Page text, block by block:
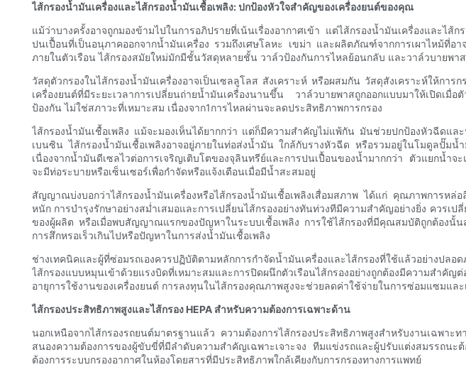
ไส้กรองน้ำมันเครื่องและไส้กรองน้ำมันเชื้อเพลิง: ปกป้องหัวใจสำคัญของเครื่องยนต์ของคุณ
แม้ว่าบางครั้งอาจถูกมองข้ามไปในการอภิปรายที่เน้นเรื่องอากาศเข้า แต่ไส้กรองน้ำมันเครื่องและไ
ปนเปื้อนที่เป็นอนุภาคออกจากน้ำมันเครื่อง รวมถึงเศษโลหะ เขม่า และผลิตภัณฑ์จากการเผาไหม้ที่
ภายในตัวเรือน ไส้กรองสมัยใหม่มักมีชั้นวัสดุหลายชั้น วาล์วป้องกันการไหลย้อนกลับ และวาล์วบายพ
วัสดุตัวกรองในไส้กรองน้ำมันเครื่องอาจเป็นเซลลูโลส สังเคราะห์ หรือผสมกัน วัสดุสังเคราะห์ให้กา
เครื่องยนต์ที่มีระยะเวลาการเปลี่ยนถ่ายน้ำมันเครื่องนานขึ้น วาล์วบายพาสถูกออกแบบมาให้เปิด
ป้องกัน ไม่ใช่สภาวะที่เหมาะสม เนื่องจาก1การไหลผ่านจะลดประสิทธิภาพการกรอง
ไส้กรองน้ำมันเชื้อเพลิง แม้จะมองเห็นได้ยากกว่า แต่ก็มีความสำคัญไม่แพ้กัน มันช่วยปกป้องหัวฉีดแ
เบนซิน ไส้กรองน้ำมันเชื้อเพลิงอาจอยู่ภายในท่อส่งน้ำมัน ใกล้กับรางหัวฉีด หรือรวมอยู่ในโมดูลปั๊ม
เนื่องจากน้ำมันดีเซลไวต่อการเจริญเติบโตของจุลินทรีย์และการปนเปื้อนของน้ำมากกว่า ตัวแยกน้ำ
จะมีท่อระบายหรือเซ็นเซอร์เพื่อกำจัดหรือแจ้งเตือนเมื่อมีน้ำสะสมอยู่
สัญญาณบ่งบอกว่าไส้กรองน้ำมันเครื่องหรือไส้กรองน้ำมันเชื้อเพลิงเสื่อมสภาพ ได้แก่ คุณภาพการ
หนัก การบำรุงรักษาอย่างสม่ำเสมอและการเปลี่ยนไส้กรองอย่างทันท่วงทีมีความสำคัญอย่างยิ่ง ควรเ
ของผู้ผลิต หรือเมื่อพบสัญญาณแรกของปัญหาในระบบเชื้อเพลิง การใช้ไส้กรองที่มีคุณสมบัติถูกต้องนั้
การสึกหรอเร็วเกินไปหรือปัญหาในการส่งน้ำมันเชื้อเพลิง
ช่างเทคนิคและผู้ที่ซ่อมรถเองควรปฏิบัติตามหลักการกำจัดน้ำมันเครื่องและไส้กรองที่ใช้แล้วอย่างป
ไส้กรองแบบหมุนเข้าด้วยแรงบิดที่เหมาะสมและการปิดผนึกตัวเรือนไส้กรองอย่างถูกต้องมีความสำคั
อายุการใช้งานของเครื่องยนต์ การลงทุนในไส้กรองคุณภาพสูงจะช่วยลดค่าใช้จ่ายในการซ่อมแซมแล
ไส้กรองประสิทธิภาพสูงและไส้กรอง HEPA สำหรับความต้องการเฉพาะด้าน
นอกเหนือจากไส้กรองรถยนต์มาตรฐานแล้ว ความต้องการไส้กรองประสิทธิภาพสูงสำหรับงานเฉพาะ
สนองความต้องการของผู้ขับขี่ที่มีลำดับความสำคัญเฉพาะเจาะจง ทีมแข่งรถและผู้ปรับแต่งสมรรถน
ต้องการระบบกรองอากาศในห้องโดยสารที่มีประสิทธิภาพใกล้เคียงกับการกรองทางการแพทย์